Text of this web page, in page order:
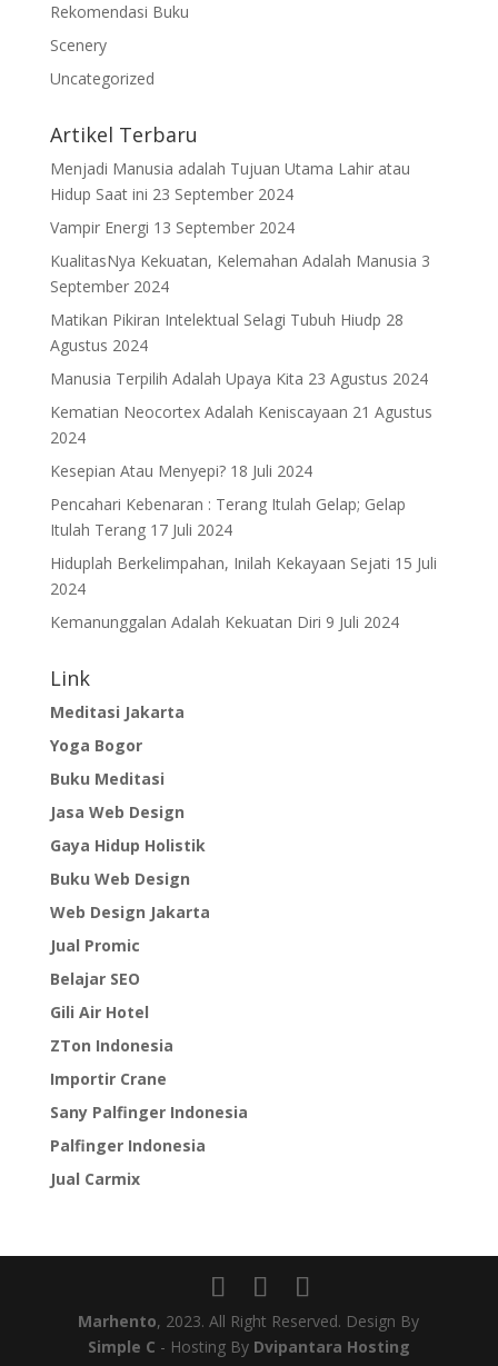
Rekomendasi Buku
Scenery
Uncategorized
Artikel Terbaru
Menjadi Manusia adalah Tujuan Utama Lahir atau
Hidup Saat ini 23 September 2024
Vampir Energi 13 September 2024
KualitasNya Kekuatan, Kelemahan Adalah Manusia 3
September 2024
Matikan Pikiran Intelektual Selagi Tubuh Hiudp 28
Agustus 2024
Manusia Terpilih Adalah Upaya Kita 23 Agustus 2024
Kematian Neocortex Adalah Keniscayaan 21 Agustus
2024
Kesepian Atau Menyepi? 18 Juli 2024
Pencahari Kebenaran : Terang Itulah Gelap; Gelap
Itulah Terang 17 Juli 2024
Hiduplah Berkelimpahan, Inilah Kekayaan Sejati 15 Juli
2024
Kemanunggalan Adalah Kekuatan Diri 9 Juli 2024
Link
Meditasi Jakarta
Yoga Bogor
Buku Meditasi
Jasa Web Design
Gaya Hidup Holistik
Buku Web Design
Web Design Jakarta
Jual Promic
Belajar SEO
Gili Air Hotel
ZTon Indonesia
Importir Crane
Sany Palfinger Indonesia
Palfinger Indonesia
Jual Carmix
Marhento, 2023. All Right Reserved. Design By
Simple C - Hosting By Dvipantara Hosting